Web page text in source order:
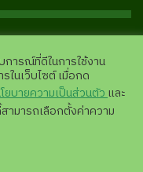
ารณ์ที่ดีในการใช้งาน
ในเว็บไซต์ เมื่อกด
ยบายความเป็นส่วนตัวและ
มารถเลือกตั้งค่าความ